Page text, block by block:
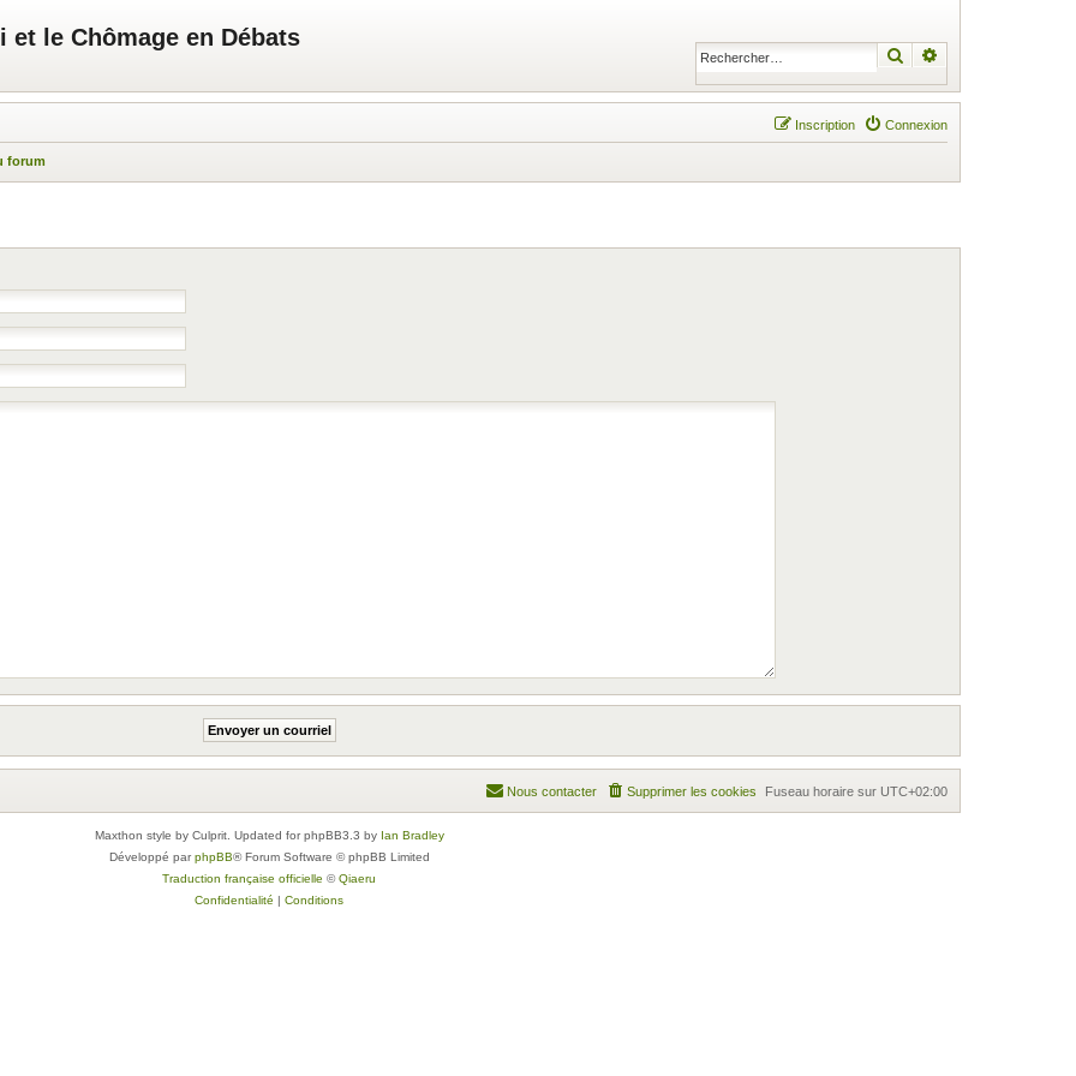
et le Chômage en Débats
Rechercher
Connexion
Inscription
forum
Fuseau horaire sur UTC+02:00
Supprimer les cookies
Nous contacter
Maxthon style by Culprit. Updated for phpBB3.3 by Ian Bradley
Développé parphpBB® Forum Software © phpBB Limited
Traduction française officielle ©Qiaeru
Confidentialité | Conditions